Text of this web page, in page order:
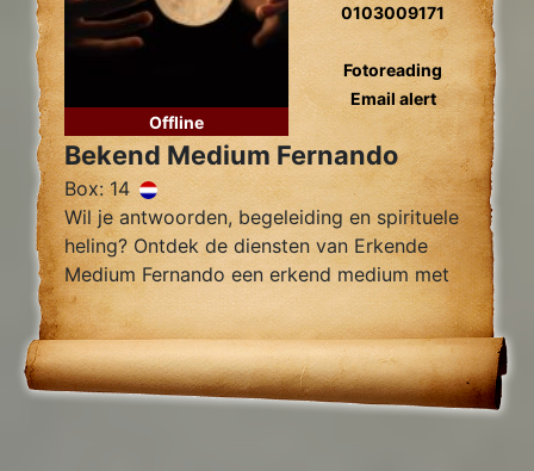
Offline
0103009171
Fotoreading
Email alert
Bekend Medium Fernando
Box: 14
Wil je antwoorden, begeleiding en spirituele
heling? Ontdek de diensten van Erkende
Medium Fernando een erkend medium met
jarenlange ervaring, gespecialiseert jn
verwijderen van black magic en van
blokades.